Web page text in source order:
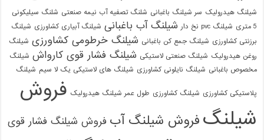
شیلنگ هیدرولیک سر شیلنگ باغبانی شلنگ تصفیه آب نیمه صنعتی شلنگ سیلیکونی
5 متری
شیلنگ pvc نخ دار شیلنگ آب باغبانی شیلنگ آبیاری کشاورزی شیلنگ
برزنتی کشاورزی شیلنگ جمع کن باغبانی شیلنگ خرطومی کشاورزی شیلنگ
روغن هیدرولیک شیلنگ صنعتی لاستیکی شیلنگ فشار قوی کارواش شیلنگ
مخصوص باغبانی شیلنگ نایلونی کشاورزی شیلنگ های لاستیکی یک لا سیم شیلنگ
پلاستیکی کشاورزی شیلنگ کشاورزی طول عمر شیلنگ هیدرولیک فروش
شیلنگ فروش شیلنگ آب فروش شیلنگ فشار قوی
021-33112528